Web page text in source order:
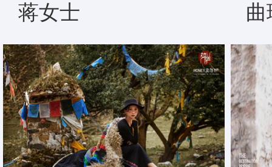
蒋女士